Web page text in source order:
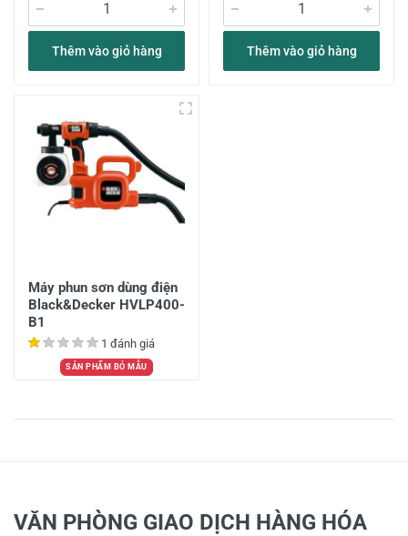
Thêm vào giỏ hàng Thêm vào giỏ hàng
Máy phun sơn dùng điện
Black&Decker HVLP400-
B1
1 đánh giá
SẢN PHẨM BỎ MẪU
VĂN PHÒNG GIAO DỊCH HÀNG HÓA